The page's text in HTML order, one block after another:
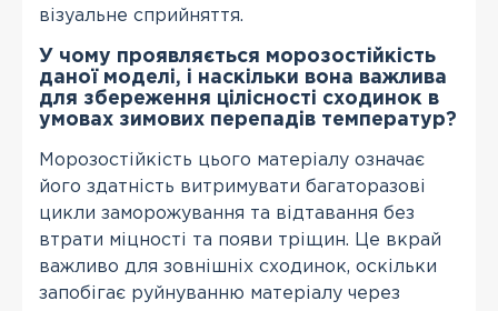
візуальне сприйняття.
У чому проявляється морозостійкість
даної моделі, і наскільки вона важлива
для збереження цілісності сходинок в
умовах зимових перепадів температур?
Морозостійкість цього матеріалу означає
його здатність витримувати багаторазові
цикли заморожування та відтавання без
втрати міцності та появи тріщин. Це вкрай
важливо для зовнішніх сходинок, оскільки
запобігає руйнуванню матеріалу через